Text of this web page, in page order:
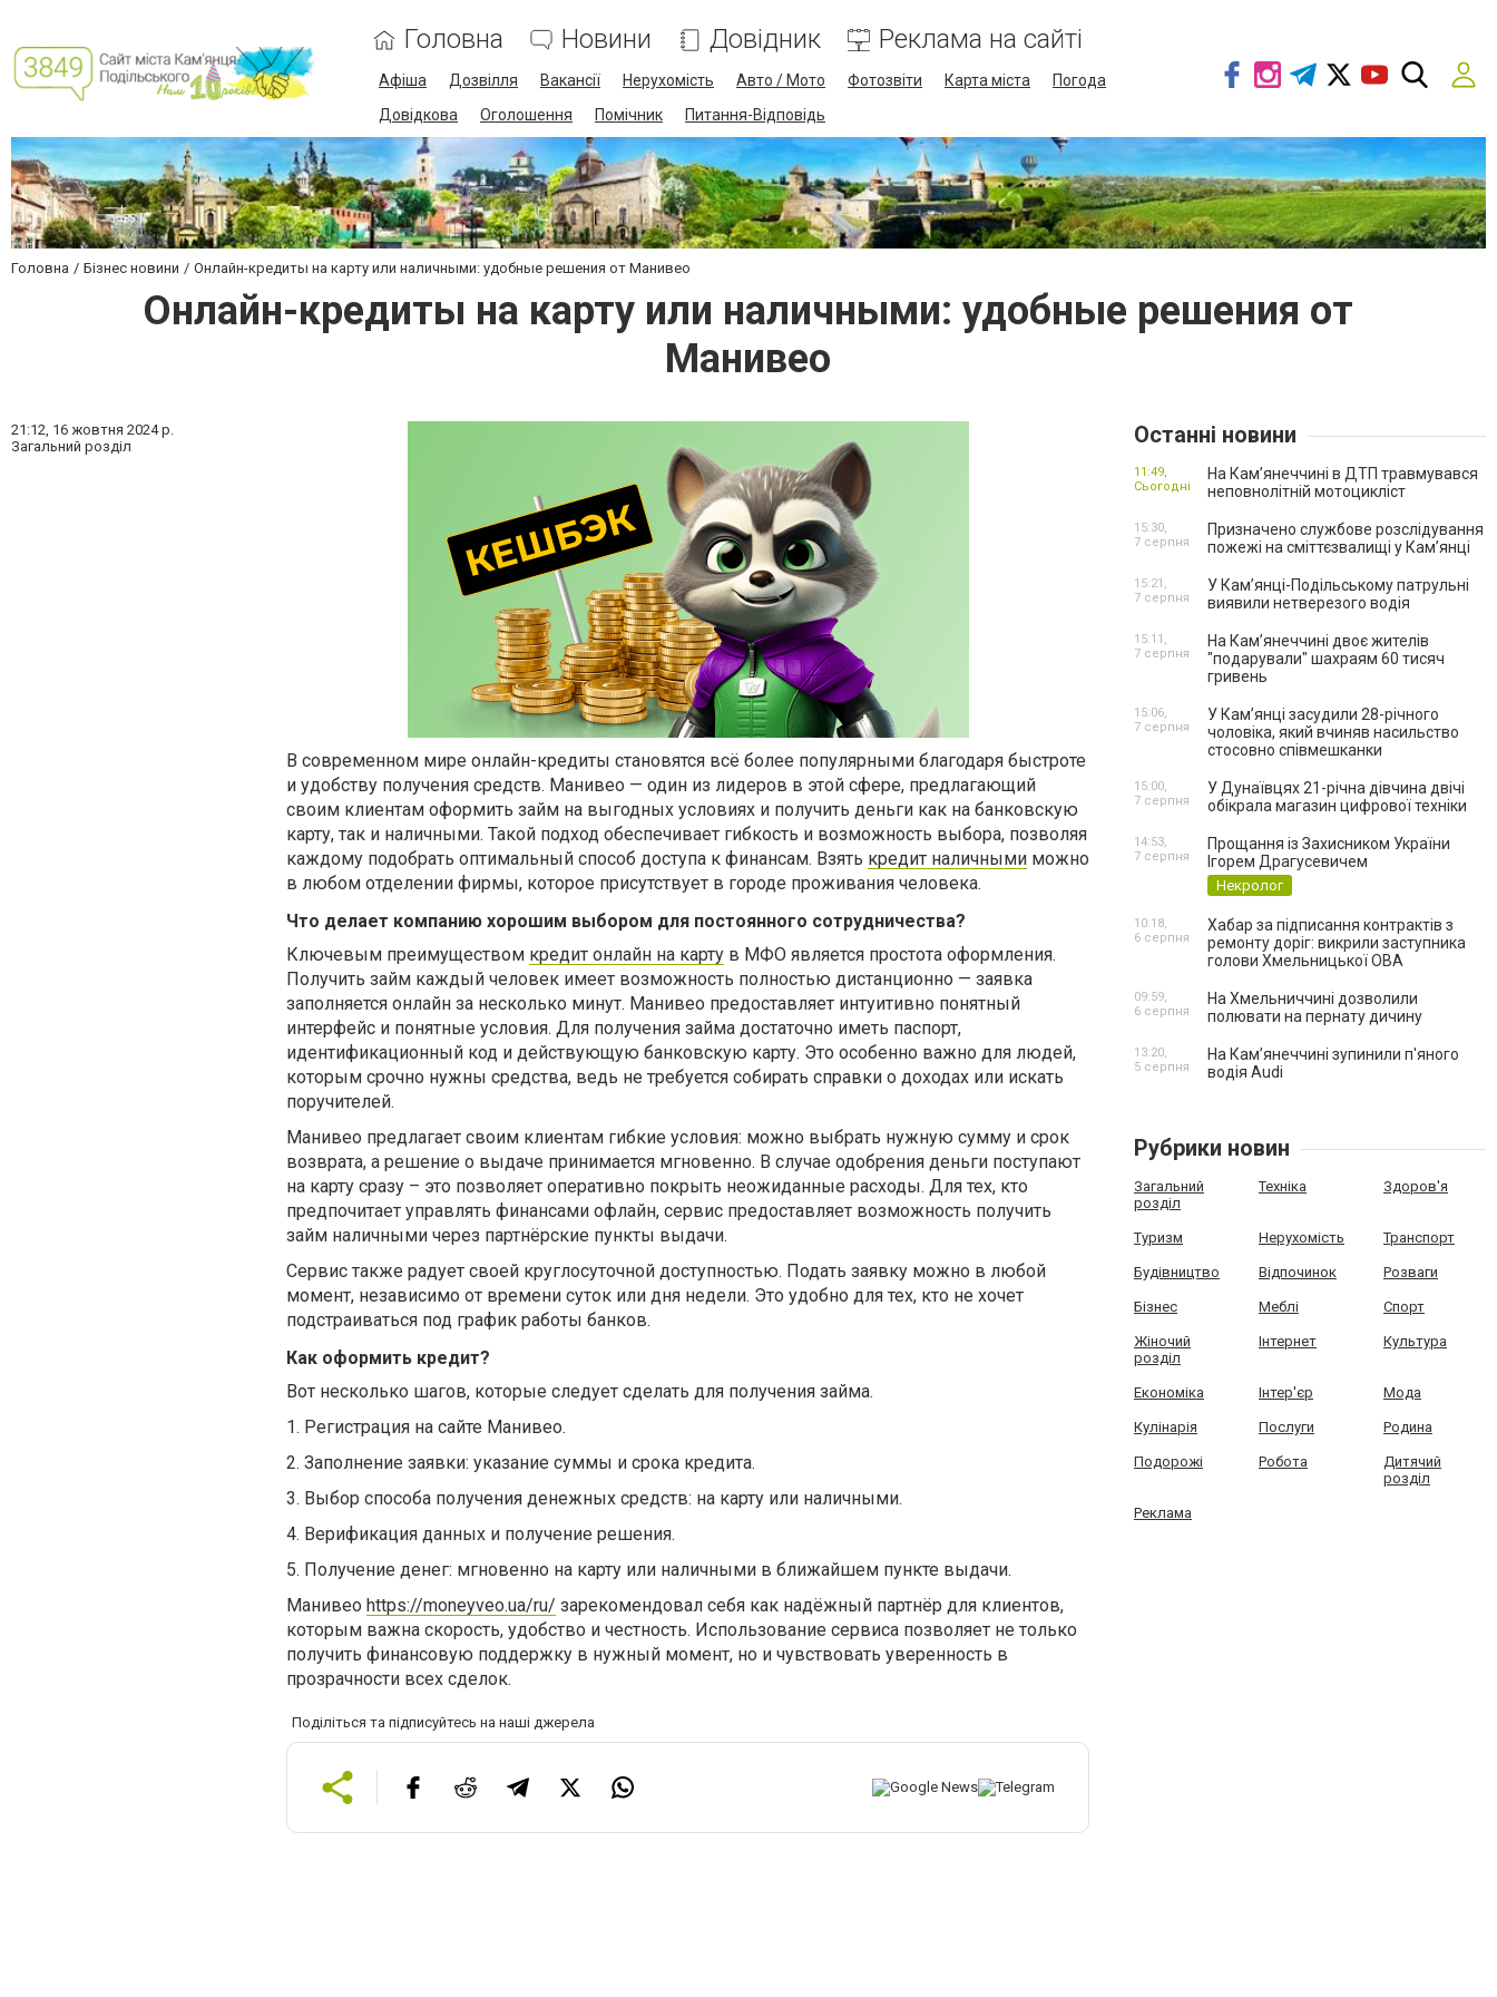
Головна Новини Довідник Реклама на сайті
Афіша Дозвілля Вакансії Нерухомість Авто / Мото Фотозвіти Карта міста
Погода
Довідкова
Оголошення Помічник Питання-Відповідь
Головна Бізнес новини Онлайн-кредиты на карту или наличными: удобные решения от Манивео
Онлайн-кредиты на карту или наличными: удобные решения от
Манивео
21:12, 16 жовтня 2024 р.
Загальний розділ
В современном мире онлайн-кредиты становятся всё более популярными благодаря быстроте
и удобству получения средств. Манивео — один из лидеров в этой сфере, предлагающий
своим клиентам оформить займ на выгодных условиях и получить деньги как на банковскую
карту, так и наличными. Такой подход обеспечивает гибкость и возможность выбора, позволяя
каждому подобрать оптимальный способ доступа к финансам. Взять кредит наличными можно
в любом отделении фирмы, которое присутствует в городе проживания человека.
Что делает компанию хорошим выбором для постоянного сотрудничества?
Ключевым преимуществом кредит онлайн на карту в МФО является простота оформления.
Получить займ каждый человек имеет возможность полностью дистанционно — заявка
заполняется онлайн за несколько минут. Манивео предоставляет интуитивно понятный
интерфейс и понятные условия. Для получения займа достаточно иметь паспорт,
идентификационный код и действующую банковскую карту. Это особенно важно для людей,
которым срочно нужны средства, ведь не требуется собирать справки о доходах или искать
поручителей.
Манивео предлагает своим клиентам гибкие условия: можно выбрать нужную сумму и срок
возврата, а решение о выдаче принимается мгновенно. В случае одобрения деньги поступают
на карту сразу – это позволяет оперативно покрыть неожиданные расходы. Для тех, кто
предпочитает управлять финансами офлайн, сервис предоставляет возможность получить
займ наличными через партнёрские пункты выдачи.
Сервис также радует своей круглосуточной доступностью. Подать заявку можно в любой
момент, независимо от времени суток или дня недели. Это удобно для тех, кто не хочет
подстраиваться под график работы банков.
Как оформить кредит?
Вот несколько шагов, которые следует сделать для получения займа.
1. Регистрация на сайте Манивео.
2. Заполнение заявки: указание суммы и срока кредита.
3. Выбор способа получения денежных средств: на карту или наличными.
4. Верификация данных и получение решения.
5. Получение денег: мгновенно на карту или наличными в ближайшем пункте выдачи.
Манивео https://moneyveo.ua/ru/ зарекомендовал себя как надёжный партнёр для клиентов,
которым важна скорость, удобство и честность. Использование сервиса позволяет не только
получить финансовую поддержку в нужный момент, но и чувствовать уверенность в
прозрачности всех сделок.
Поділіться та підписуйтесь на наші джерела
Останні новини
На Кам’янеччині в ДТП травмувався
неповнолітній мотоцикліст
11:49,
Сьогодні
Призначено службове розслідування
пожежі на сміттєзвалищі у Кам’янці
15:30,
7 серпня
У Кам’янці-Подільському патрульні
виявили нетверезого водія
15:21,
7 серпня
На Камʼянеччині двоє жителів
"подарували" шахраям 60 тисяч
гривень
15:11,
7 серпня
У Камʼянці засудили 28-річного
чоловіка, який вчиняв насильство
стосовно співмешканки
15:06,
7 серпня
У Дунаївцях 21-річна дівчина двічі
обікрала магазин цифрової техніки
15:00,
7 серпня
Прощання із Захисником України
Ігорем Драгусевичем
Некролог
14:53,
7 серпня
Хабар за підписання контрактів з
ремонту доріг: викрили заступника
голови Хмельницької ОВА
10:18,
6 серпня
На Хмельниччині дозволили
полювати на пернату дичину
09:59,
6 серпня
На Камʼянеччині зупинили п'яного
водія Audi
13:20,
5 серпня
Рубрики новин
Загальний
розділ
Техніка Здоров'я
Туризм Нерухомість Транспорт
Будівництво Відпочинок Розваги
Бізнес Меблі Спорт
Жіночий
розділ
Інтернет Культура
Економіка Інтер'єр Мода
Кулінарія Послуги Родина
Подорожі Робота
Дитячий
розділ
Реклама